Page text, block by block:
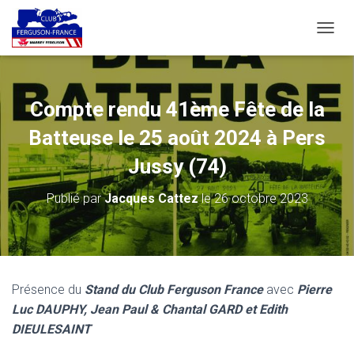
É
L
I
E
L
A
N
A
V
G
A
O
Compte rendu 41ème Fête de la
Batteuse le 25 août 2024 à Pers
Jussy (74)
Publié parJacques Cattezle26 octobre 2023
Présence du Stand du Club Ferguson Franceavec Pierre
Luc DAUPHY, Jean Paul & Chantal GARD et Edith
DIEULESAINT